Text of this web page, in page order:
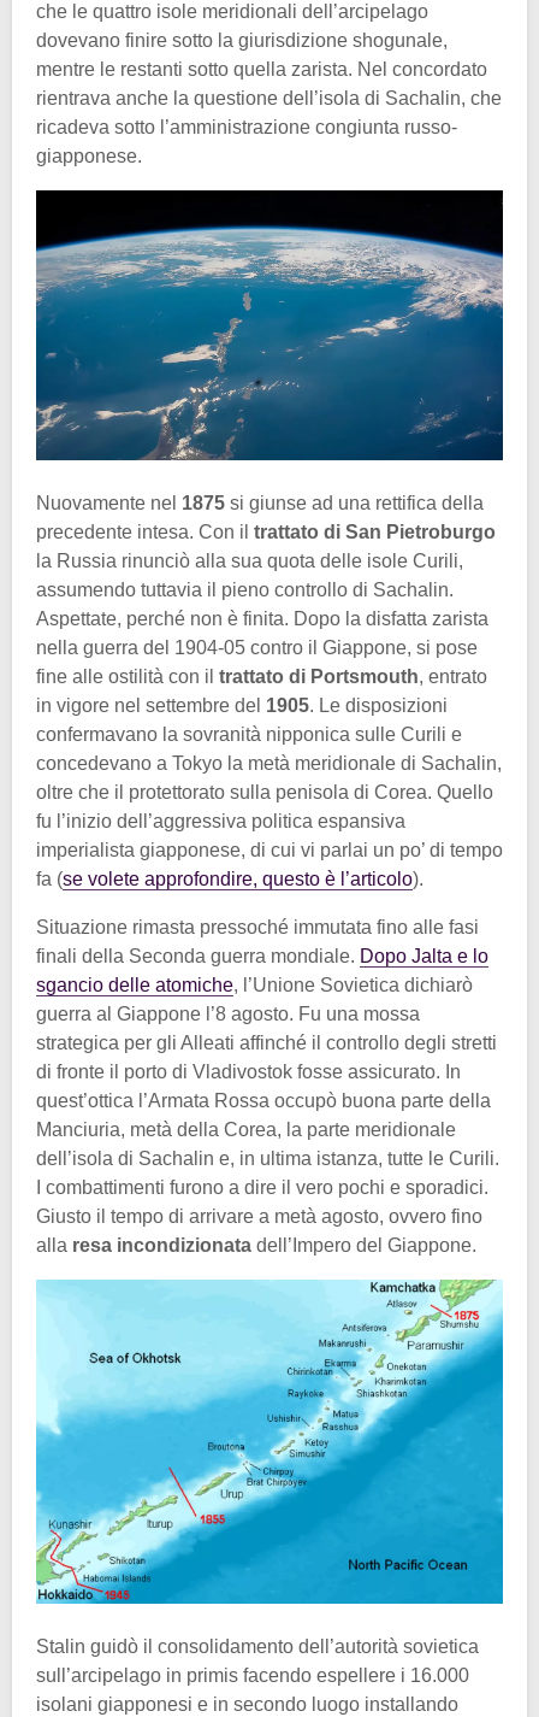
che le quattro isole meridionali dell’arcipelago
dovevano finire sotto la giurisdizione shogunale,
mentre le restanti sotto quella zarista. Nel concordato
rientrava anche la questione dell’isola di Sachalin, che
ricadeva sotto l’amministrazione congiunta russo-
giapponese.
Nuovamente nel 1875 si giunse ad una rettifica della
precedente intesa. Con il trattato di San Pietroburgo
la Russia rinunciò alla sua quota delle isole Curili,
assumendo tuttavia il pieno controllo di Sachalin.
Aspettate, perché non è finita. Dopo la disfatta zarista
nella guerra del 1904-05 contro il Giappone, si pose
fine alle ostilità con il trattato di Portsmouth, entrato
in vigore nel settembre del 1905. Le disposizioni
confermavano la sovranità nipponica sulle Curili e
concedevano a Tokyo la metà meridionale di Sachalin,
oltre che il protettorato sulla penisola di Corea. Quello
fu l’inizio dell’aggressiva politica espansiva
imperialista giapponese, di cui vi parlai un po’ di tempo
fa (se volete approfondire, questo è l’articolo).
Situazione rimasta pressoché immutata fino alle fasi
finali della Seconda guerra mondiale. Dopo Jalta e lo
sgancio delle atomiche, l’Unione Sovietica dichiarò
guerra al Giappone l’8 agosto. Fu una mossa
strategica per gli Alleati affinché il controllo degli stretti
di fronte il porto di Vladivostok fosse assicurato. In
quest’ottica l’Armata Rossa occupò buona parte della
Manciuria, metà della Corea, la parte meridionale
dell’isola di Sachalin e, in ultima istanza, tutte le Curili.
I combattimenti furono a dire il vero pochi e sporadici.
Giusto il tempo di arrivare a metà agosto, ovvero fino
alla resa incondizionata dell’Impero del Giappone.
Stalin guidò il consolidamento dell’autorità sovietica
sull’arcipelago in primis facendo espellere i 16.000
isolani giapponesi e in secondo luogo installando